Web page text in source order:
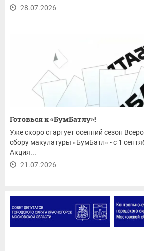
28.07.2026
Готовься к «БумБатлу»!
Уже скоро стартует осенний сезон
сбору макулатуры «БумБатл» - с 1
Акция...
21.07.2026